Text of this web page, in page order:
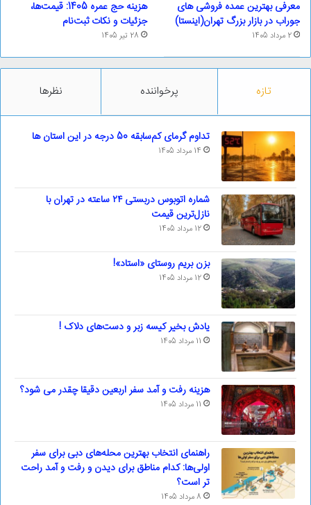
معرفی بهترین عمده فروشی های
جوراب در بازار بزرگ تهران(اینستا)
2 مرداد 1405
هزینه حج عمره 1405: قیمت‌ها،
جزئیات و نکات ثبت‌نام
28 تیر 1405
تازه پرخواننده نظرها
تداوم گرمای کم‌سابقه 50 درجه در این استان ها
14 مرداد 1405
شماره اتوبوس دربستی ۲۴ ساعته در تهران با
نازل‌ترین قیمت
12 مرداد 1405
بزن بریم روستای «استاد»!
12 مرداد 1405
یادش بخیر کیسه‌ زبر و دست‌های دلاک !
11 مرداد 1405
هزینه رفت و آمد سفر اربعین دقیقا چقدر می شود؟
11 مرداد 1405
راهنمای انتخاب بهترین محله‌های دبی برای سفر
اولی‌ها: کدام مناطق برای دیدن و رفت و آمد راحت
تر است؟
8 مرداد 1405